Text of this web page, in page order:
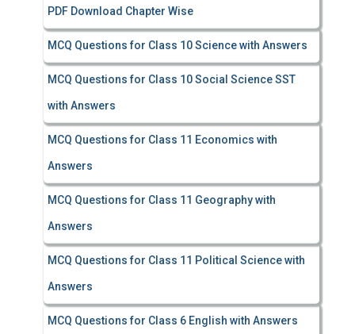
PDF Download Chapter Wise
MCQ Questions for Class 10 Science with Answers
MCQ Questions for Class 10 Social Science SST
with Answers
MCQ Questions for Class 11 Economics with
Answers
MCQ Questions for Class 11 Geography with
Answers
MCQ Questions for Class 11 Political Science with
Answers
MCQ Questions for Class 6 English with Answers